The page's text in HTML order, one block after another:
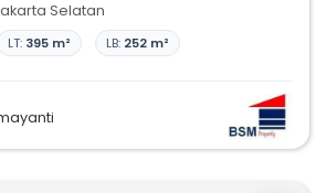
Selatan
LT: 395 m² LB: 252 m²